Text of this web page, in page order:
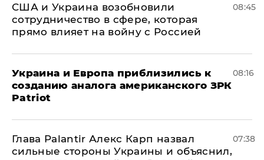
США и Украина возобновили
сотрудничество в сфере, которая
прямо влияет на войну с Россией
08:45
Украина и Европа приблизились к
созданию аналога американского ЗРК
Patriot
08:16
Глава Palantir Алекс Карп назвал
сильные стороны Украины и объяснил,
07:38